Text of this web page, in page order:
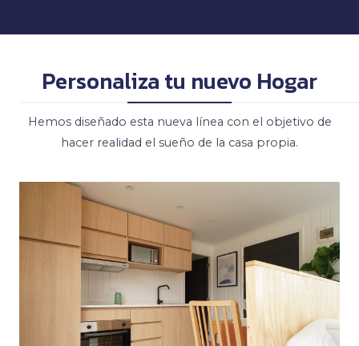
Personaliza tu nuevo Hogar
Hemos diseñado esta nueva línea con el objetivo de
hacer realidad el sueño de la casa propia.